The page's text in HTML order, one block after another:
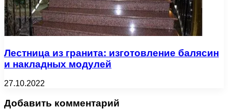
Лестница из гранита: изготовление балясин
и накладных модулей
27.10.2022
Добавить комментарий